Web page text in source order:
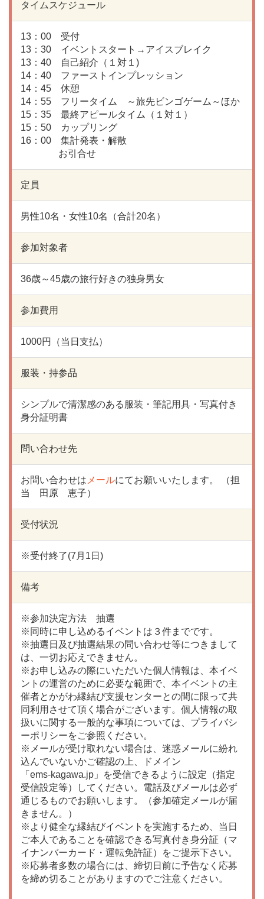
タイムスケジュール
13：00 受付
13：30 イベントスタート→アイスブレイク
13：40 自己紹介（１対１)
14：40 ファーストインプレッション
14：45 休憩
14：55 フリータイム ～旅先ビンゴゲーム～ほか
15：35 最終アピールタイム（１対１）
15：50 カップリング
16：00 集計発表・解散
お引合せ
定員
男性10名・女性10名（合計20名）
参加対象者
36歳～45歳の旅行好きの独身男女
参加費用
1000円（当日支払）
服装・持参品
シンプルで清潔感のある服装・筆記用具・写真付き
身分証明書
問い合わせ先
お問い合わせは メールにてお願いいたします。 （担
当 田原 恵子）
受付状況
※受付終了(7月1日)
備考
※参加決定方法 抽選
※同時に申し込めるイベントは３件までです。
※抽選日及び抽選結果の問い合わせ等につきまして
は、一切お応えできません。
※お申し込みの際にいただいた個人情報は、本イベ
ントの運営のために必要な範囲で、本イベントの主
催者とかがわ縁結び支援センターとの間に限って共
同利用させて頂く場合がございます。個人情報の取
扱いに関する一般的な事項については、プライバシ
ーポリシーをご参照ください。
※メールが受け取れない場合は、迷惑メールに紛れ
込んでいないかご確認の上、ドメイン
「ems-kagawa.jp」を受信できるように設定（指定
受信設定等）してください。電話及びメールは必ず
通じるものでお願いします。（参加確定メールが届
きません。）
※より健全な縁結びイベントを実施するため、当日
ご本人であることを確認できる写真付き身分証（マ
イナンバーカード・運転免許証）をご提示下さい。
※応募者多数の場合には、締切日前に予告なく応募
を締め切ることがありますのでご注意ください。